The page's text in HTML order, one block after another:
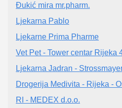
Đukić mira mr.pharm.
Ljekarna Pablo
Ljekarne Prima Pharme
Vet Pet - Tower centar Rijeka
Ljekarna Jadran -
Drogerija Medivita - Rijeka -
RI - MEDEX d.o.o.